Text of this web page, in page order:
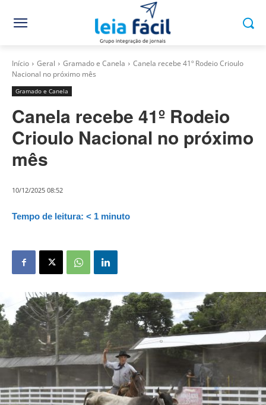
Início Geral Gramado e Canela
Canela recebe 41º Rodeio Crioulo
Nacional no próximo mês
Gramado e Canela
Canela recebe 41º Rodeio
Crioulo Nacional no próximo
mês
10/12/2025 08:52
Tempo de leitura: < 1 minuto